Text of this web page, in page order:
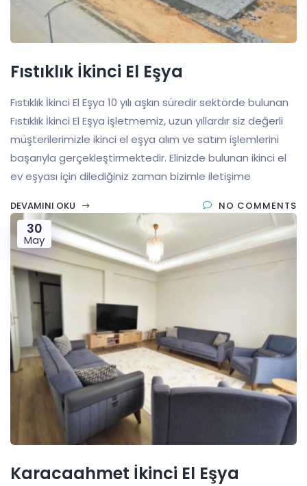
Fıstıklık İkinci El Eşya
Fıstıklık İkinci El Eşya 10 yılı aşkın süredir sektörde bulunan
Fıstıklık İkinci El Eşya işletmemiz, uzun yıllardır siz değerli
müşterilerimizle ikinci el eşya alım ve satım işlemlerini
başarıyla gerçekleştirmektedir. Elinizde bulunan ikinci el
ev eşyası için dilediğiniz zaman bizimle iletişime
DEVAMINI OKU NO COMMENTS
30
May
Karacaahmet İkinci El Eşya